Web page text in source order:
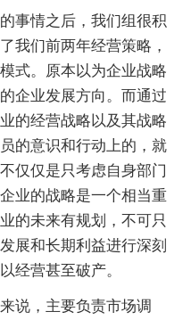
情之后，我们组很积
我们前两年经营策略，
式。原本以为企业战略
企业发展方向。而通过
的经营战略以及其战略
的意识和行动上的，就
仅仅是只考虑自身部门
业的战略是一个相当重
的未来有规划，不可只
展和长期利益进行深刻
经营甚至破产。
，主要负责市场调